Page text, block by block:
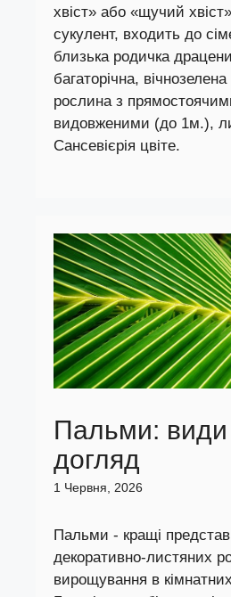
хвіст» або «щучий
сукулент, входить до
близька родичка
багаторічна,
рослина з
видовженими (до 1м.),
Сансевієрія цвіте.
Пальми: види
догляд
1 Червня, 2026
Пальми - кращі
декоративно-листяних
вирощування в